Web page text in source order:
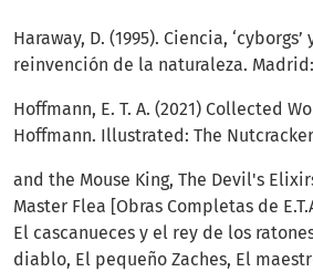
Haraway, D. (1995). Ciencia,
reinvención de la naturaleza.
Hoffmann, E. T. A. (2021) Collected
Hoffmann. Illustrated: The Nutcracker
and the Mouse King, The Devil's
Master Flea [Obras Completas de
El cascanueces y el rey de los
diablo, El pequeño Zaches, El